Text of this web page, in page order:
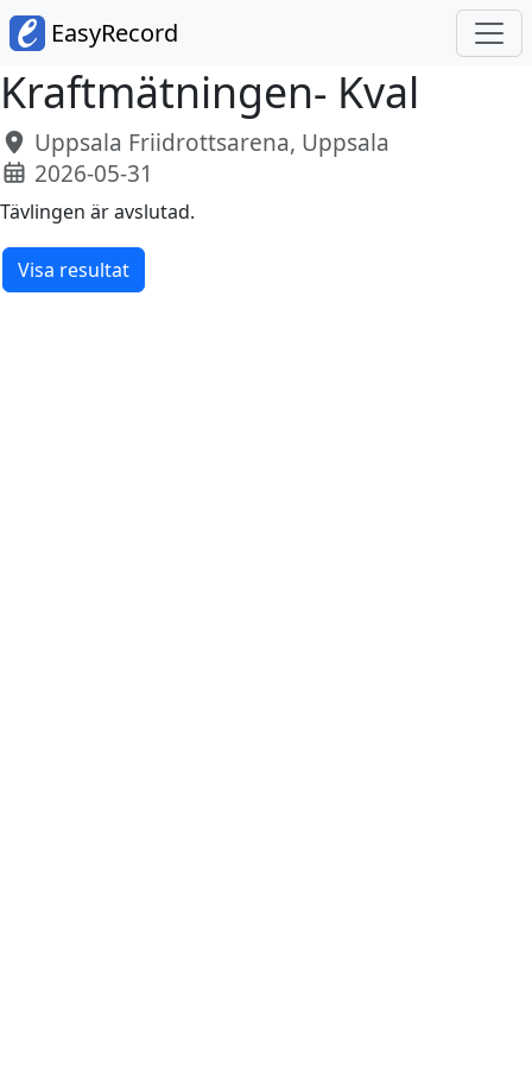
EasyRecord
Kraftmätningen- Kval
Uppsala Friidrottsarena, Uppsala
2026-05-31
Tävlingen är avslutad.
Visa resultat